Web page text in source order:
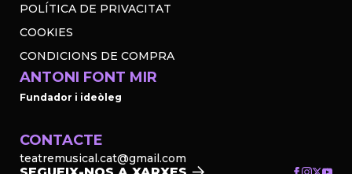
POLÍTICA DE PRIVACITAT
COOKIES
CONDICIONS DE COMPRA
ANTONI FONT MIR
Fundador i ideòleg
CONTACTE
teatremusical.cat@gmail.com